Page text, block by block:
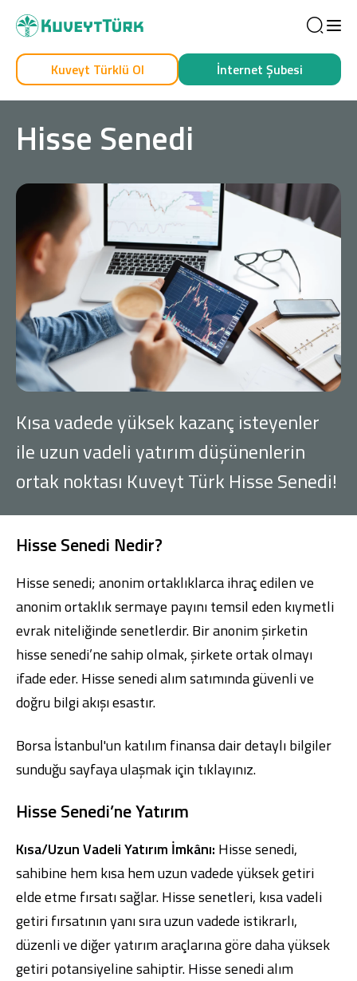
Kendim İçin
Dijital Bankacılık Hakkımızda Finans Portalı
Yatırımcı İlişkileri
Şube ve ATM’ler
İletişim
Ürün ve Hizmet Ücretleri
Dijital Bankacılık Hakkımızda Finans Portalı
İletişim
Englishالعربية
Sağlam Kart
Araç Finansmanı
Konut Finansmanı
Ticari Kartlar
Leasing
Yatırım
Kuveyt Türklü Ol İnternet Şubesi
Hisse Senedi
Kısa vadede yüksek kazanç isteyenler
ile uzun vadeli yatırım düşünenlerin
ortak noktası Kuveyt Türk Hisse Senedi!
Hisse Senedi Nedir?
Hisse senedi; anonim ortaklıklarca ihraç edilen ve
anonim ortaklık sermaye payını temsil eden kıymetli
evrak niteliğinde senetlerdir. Bir anonim şirketin
hisse senedi’ne sahip olmak, şirkete ortak olmayı
ifade eder. Hisse senedi alım satımında güvenli ve
doğru bilgi akışı esastır.
Borsa İstanbul'un katılım finansa dair detaylı bilgiler
sunduğu sayfaya ulaşmak içintıklayınız.
Hisse Senedi’ne Yatırım
Kısa/Uzun Vadeli Yatırım İmkânı: Hisse senedi,
sahibine hem kısa hem uzun vadede yüksek getiri
elde etme fırsatı sağlar. Hisse senetleri, kısa vadeli
getiri fırsatının yanı sıra uzun vadede istikrarlı,
düzenli ve diğer yatırım araçlarına göre daha yüksek
getiri potansiyeline sahiptir. Hisse senedi alım